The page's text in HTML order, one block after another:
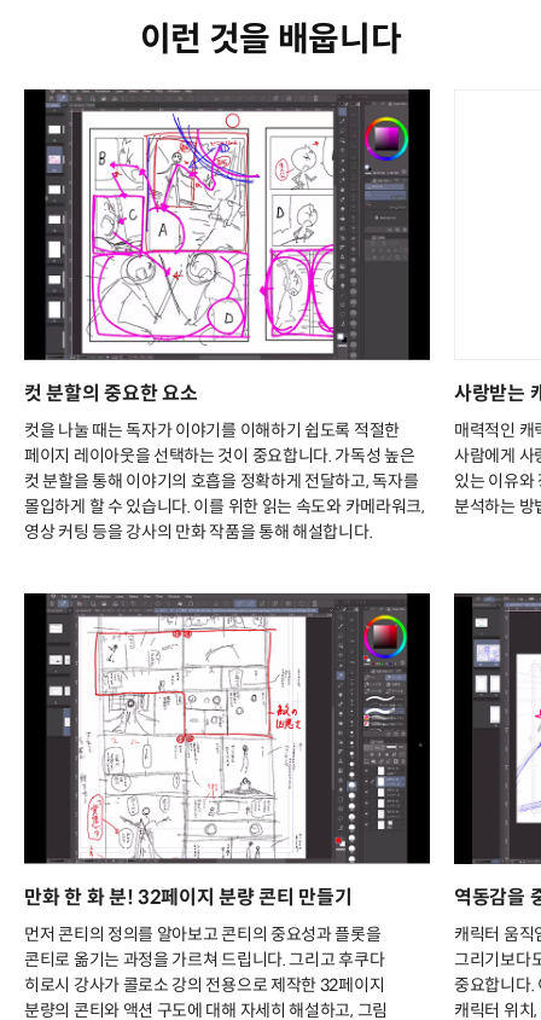
이런 것을 배웁니다
컷 분할의 중요한 요소
컷을 나눌 때는 독자가 이야기를 이해하기 쉽도록 적절한
페이지 레이아웃을 선택하는 것이 중요합니다. 가독성 높은
컷 분할을 통해 이야기의 호흡을 정확하게 전달하고, 독자를
몰입하게 할 수 있습니다. 이를 위한 읽는 속도와 카메라워크,
영상 커팅 등을 강사의 만화 작품을 통해 해설합니다.
사랑받는
매력적인 캐
사람에게 사
있는 이유와
분석하는 방
만화 한 화 분! 32페이지 분량 콘티 만들기
먼저 콘티의 정의를 알아보고 콘티의 중요성과 플롯을
콘티로 옮기는 과정을 가르쳐 드립니다. 그리고 후쿠다
히로시 강사가 콜로소 강의 전용으로 제작한 32페이지
분량의 콘티와 액션 구도에 대해 자세히 해설하고, 그림
역동감을
캐릭터 움직
그리기보다
중요합니다.
캐릭터 위치